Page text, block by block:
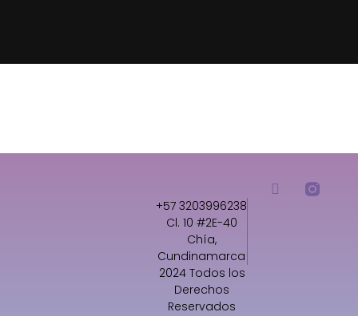
+57 3203996238
Cl. 10 #2E-40
Chía,
Cundinamarca
2024 Todos los
Derechos
Reservados